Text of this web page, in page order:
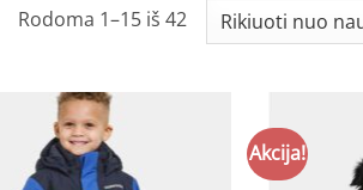
Rodoma 1–15 iš 42Rūšiuojama
pagal
Akcija!